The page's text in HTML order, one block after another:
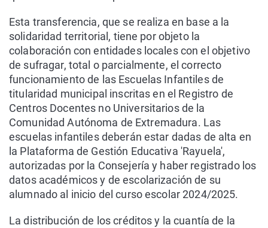
Esta transferencia, que se realiza en base a la
solidaridad territorial, tiene por objeto la
colaboración con entidades locales con el objetivo
de sufragar, total o parcialmente, el correcto
funcionamiento de las Escuelas Infantiles de
titularidad municipal inscritas en el Registro de
Centros Docentes no Universitarios de la
Comunidad Autónoma de Extremadura. Las
escuelas infantiles deberán estar dadas de alta en
la Plataforma de Gestión Educativa 'Rayuela',
autorizadas por la Consejería y haber registrado los
datos académicos y de escolarización de su
alumnado al inicio del curso escolar 2024/2025.
La distribución de los créditos y la cuantía de la